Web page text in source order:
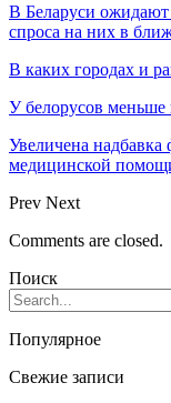
В Беларуси ожидают
спроса на них в
В каких городах и
У белорусов меньше
Увеличена
медицинской
Prev Next
Comments are closed.
Поиск
Популярное
Свежие записи